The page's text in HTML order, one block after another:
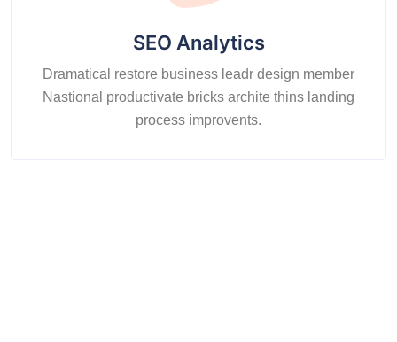
SEO Analytics
Dramatical restore business leadr design member
Nastional productivate bricks archite thins landing
process improvents.